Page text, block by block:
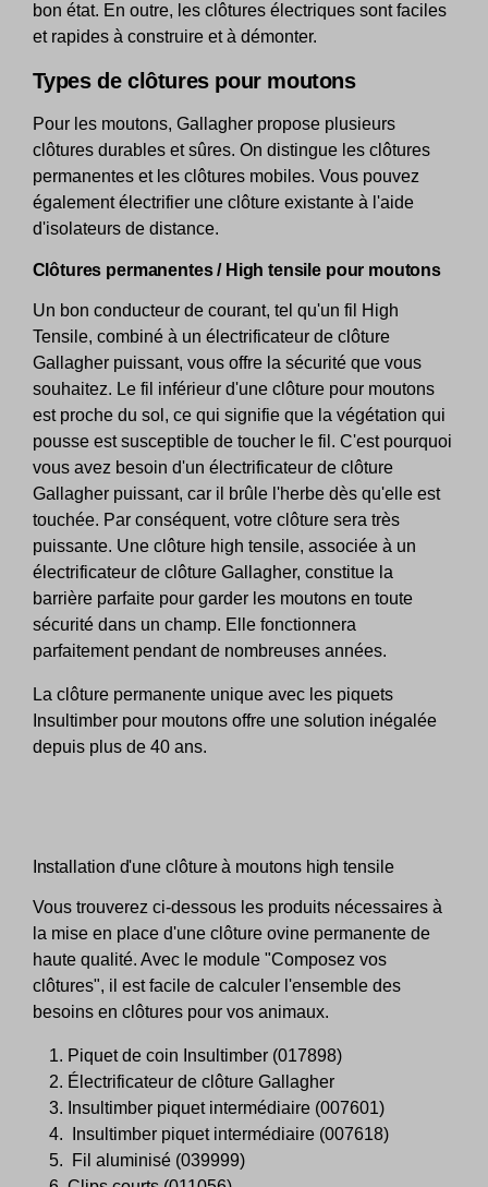
bon état. En outre, les clôtures électriques sont faciles
et rapides à construire et à démonter.
Types de clôtures pour moutons
Pour les moutons, Gallagher propose plusieurs
clôtures durables et sûres. On distingue les clôtures
permanentes et les clôtures mobiles. Vous pouvez
également électrifier une clôture existante à l'aide
d'isolateurs de distance.
Clôtures permanentes / High tensile pour moutons
Un bon conducteur de courant, tel qu'un fil High
Tensile, combiné à un électrificateur de clôture
Gallagher puissant, vous offre la sécurité que vous
souhaitez. Le fil inférieur d'une clôture pour moutons
est proche du sol, ce qui signifie que la végétation qui
pousse est susceptible de toucher le fil. C'est pourquoi
vous avez besoin d'un électrificateur de clôture
Gallagher puissant, car il brûle l'herbe dès qu'elle est
touchée. Par conséquent, votre clôture sera très
puissante. Une clôture high tensile, associée à un
électrificateur de clôture Gallagher, constitue la
barrière parfaite pour garder les moutons en toute
sécurité dans un champ. Elle fonctionnera
parfaitement pendant de nombreuses années.
La clôture permanente unique avec les piquets
Insultimber pour moutons offre une solution inégalée
depuis plus de 40 ans.
Installation d'une clôture à moutons high tensile
Vous trouverez ci-dessous les produits nécessaires à
la mise en place d'une clôture ovine permanente de
haute qualité. Avec le module "Composez vos
clôtures", il est facile de calculer l'ensemble des
besoins en clôtures pour vos animaux.
Piquet de coin Insultimber (017898)
Électrificateur de clôture Gallagher
Insultimber piquet intermédiaire (007601)
Insultimber piquet intermédiaire (007618)
Fil aluminisé (039999)